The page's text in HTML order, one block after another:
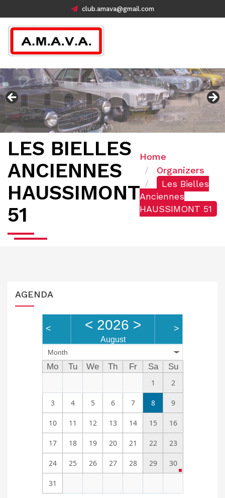
club.amava@gmail.com
LES BIELLES
ANCIENNES
HAUSSIMONT
51
Home
Organizers
Les Bielles
Anciennes
HAUSSIMONT 51
AGENDA
< < 2026 >
August
>
Month
Mo Tu We Th Fr Sa
Su
1
2
3 4 5 6 7 8 9
10 11 12 13 14 15 16
17 18 19 20 21 22 23
24 25 26 27 28 29 30
31